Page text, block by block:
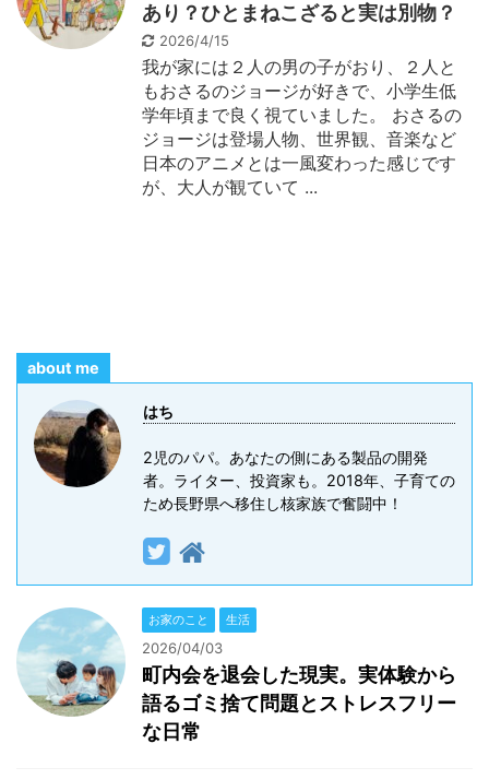
あり？ひとまねこざると実は別物？
2026/4/15
我が家には２人の男の子がおり、２人と
もおさるのジョージが好きで、小学生低
学年頃まで良く視ていました。 おさるの
ジョージは登場人物、世界観、音楽など
日本のアニメとは一風変わった感じです
が、大人が観ていて ...
about me
はち
2児のパパ。あなたの側にある製品の開発
者。ライター、投資家も。2018年、子育ての
ため長野県へ移住し核家族で奮闘中！
お家のこと 生活
2026/04/03
町内会を退会した現実。実体験から
語るゴミ捨て問題とストレスフリー
な日常